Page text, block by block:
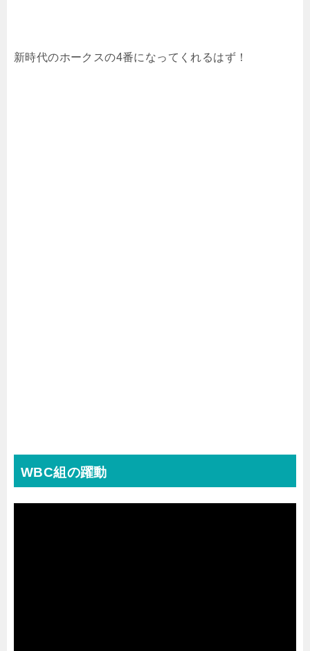
新時代のホークスの4番になってくれるはず！
WBC組の躍動